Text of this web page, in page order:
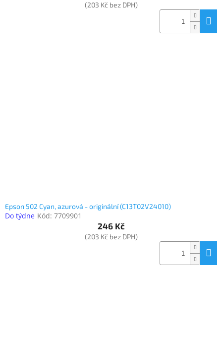
(203 Kč bez DPH)
Epson 502 Cyan, azurová - originální (C13T02V24010)
Do týdne Kód: 7709901
246 Kč
(203 Kč bez DPH)